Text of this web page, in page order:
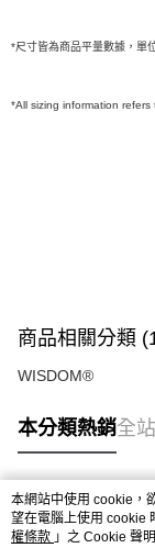
*尺寸皆為商品平量數據，單
*All sizing information
商品相關分類
WISDOM®
本分類熱銷全
熱門標籤
本網站中使用 cookie，
望在電腦上使用 cookie
權條款 」之 Cookie 聲